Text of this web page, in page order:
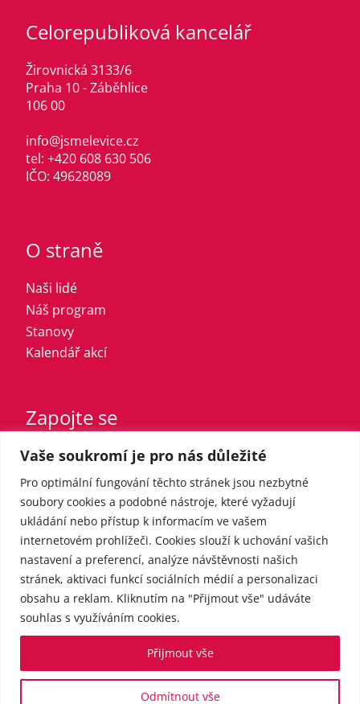
Vaše soukromí je pro nás důležité
Pro optimální fungování těchto stránek jsou nezbytné
soubory cookies a podobné nástroje, které vyžadují
ukládání nebo přístup k informacím ve vašem
internetovém prohlížeči. Cookies slouží k uchování vašich
nastavení a preferencí, analýze návštěvnosti našich
stránek, aktivaci funkcí sociálních médií a personalizaci
obsahu a reklam. Kliknutím na "Přijmout vše" udáváte
souhlas s využíváním cookies.
Odmítnout vše
Přijmout vše
Celorepubliková kancelář
Žirovnická 3133/6
Praha 10 - Záběhlice
106 00
info@jsmelevice.cz
tel: +420 608 630 506
IČO: 49628089
O straně
Naši lidé
Náš program
Stanovy
Kalendář akcí
Zapojte se
Vstupte do strany
Registrovaný sympatizant
Přispějte finančně
Pro média
Kontakt
Tiskové zprávy